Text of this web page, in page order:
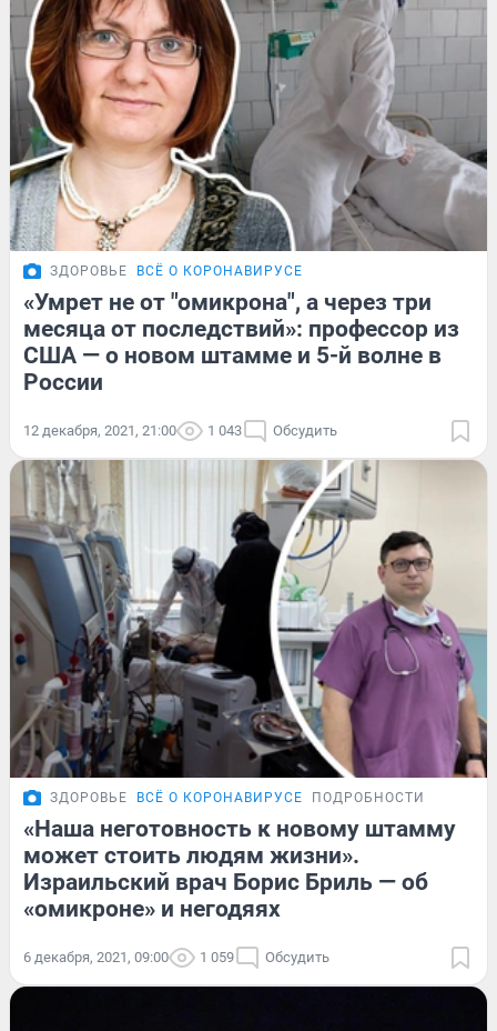
ЗДОРОВЬЕ ВСЁ О КОРОНАВИРУСЕ
«Умрет не от "омикрона", а через три
месяца от последствий»: профессор из
США — о новом штамме и 5-й волне в
России
12 декабря, 2021, 21:00 1 043 Обсудить
ЗДОРОВЬЕ ВСЁ О КОРОНАВИРУСЕ ПОДРОБНОСТИ
«Наша неготовность к новому штамму
может стоить людям жизни».
Израильский врач Борис Бриль — об
«омикроне» и негодяях
6 декабря, 2021, 09:00 1 059 Обсудить